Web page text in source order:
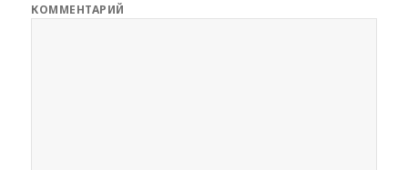
КОММЕНТАРИЙ